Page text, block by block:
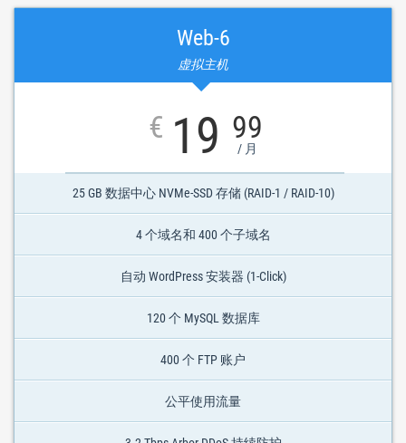
Web-6
虚拟主机
€ 19 99
/ 月
25 GB 数据中心 NVMe-SSD 存储 (RAID-1 / RAID-10)
4 个域名和 400 个子域名
自动 WordPress 安装器 (1-Click)
120 个 MySQL 数据库
400 个 FTP 账户
公平使用流量